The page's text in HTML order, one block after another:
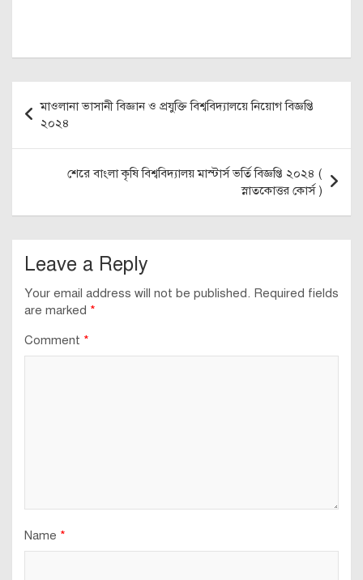
navigation
মাওলানা ভাসানী বিজ্ঞান ও প্রযুক্তি বিশ্ববিদ্যালয়ে নিয়োগ বিজ্ঞপ্তি
২০২৪
শেরে বাংলা কৃষি বিশ্ববিদ্যালয় মাস্টার্স ভর্তি বিজ্ঞপ্তি ২০২৪ (
স্নাতকোত্তর কোর্স )
Leave a Reply
Your email address will not be published. Required fields
are marked *
Comment *
Name *